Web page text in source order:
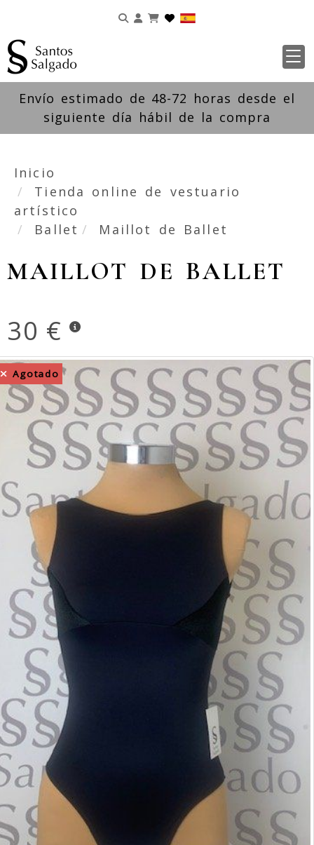
Identifícate
Envío estimado de 48-72 horas desde el
siguiente día hábil de la compra
Inicio
Tienda online de vestuario
artístico
Ballet
Maillot de Ballet
MAILLOT DE BALLET
30 €
Agotado